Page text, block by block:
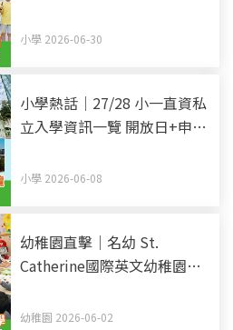
小學 2026-06-30
小學熱話｜27/28 小一直資私
立入學資訊一覽 開放日+申請
小學 2026-06-08
幼稚園直擊｜名幼 St.
Catherine國際英文幼稚園暨
中探索 建立國際視野
幼稚園 2026-06-02